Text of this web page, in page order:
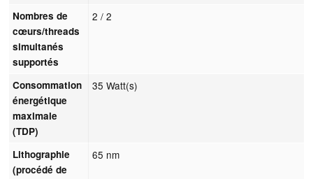
Nombres de
cœurs/threads
simultanés
supportés
2 / 2
Consommation
énergétique
maximale
(TDP)
35 Watt(s)
Lithographie
(procédé de
65 nm